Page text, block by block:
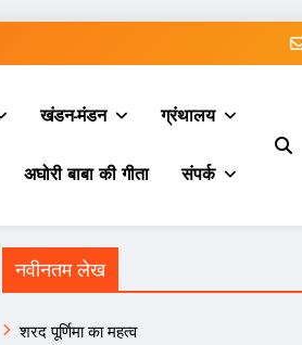
खंडन-मंडन ग्रंथालय
अघोरी बाबा की गीता संपर्क
नवीनतम लेख
शरद पूर्णिमा का महत्व